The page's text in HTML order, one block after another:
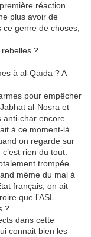
réaction
plus avoir de
genre de choses,
?
à al-Qaïda ? A
pour empêcher
al-Nosra et
anti-char encore
à ce moment-là
on regarde sur
rien du tout.
trompée
même du mal à
français, on ait
que l’ASL
?
dans cette
connait bien les